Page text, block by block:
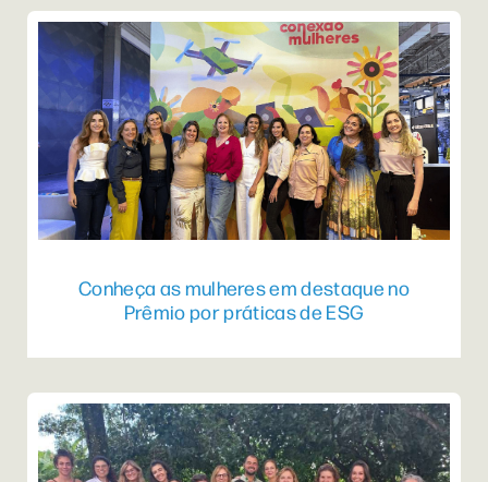
Conheça as mulheres em destaque no
Prêmio por práticas de ESG